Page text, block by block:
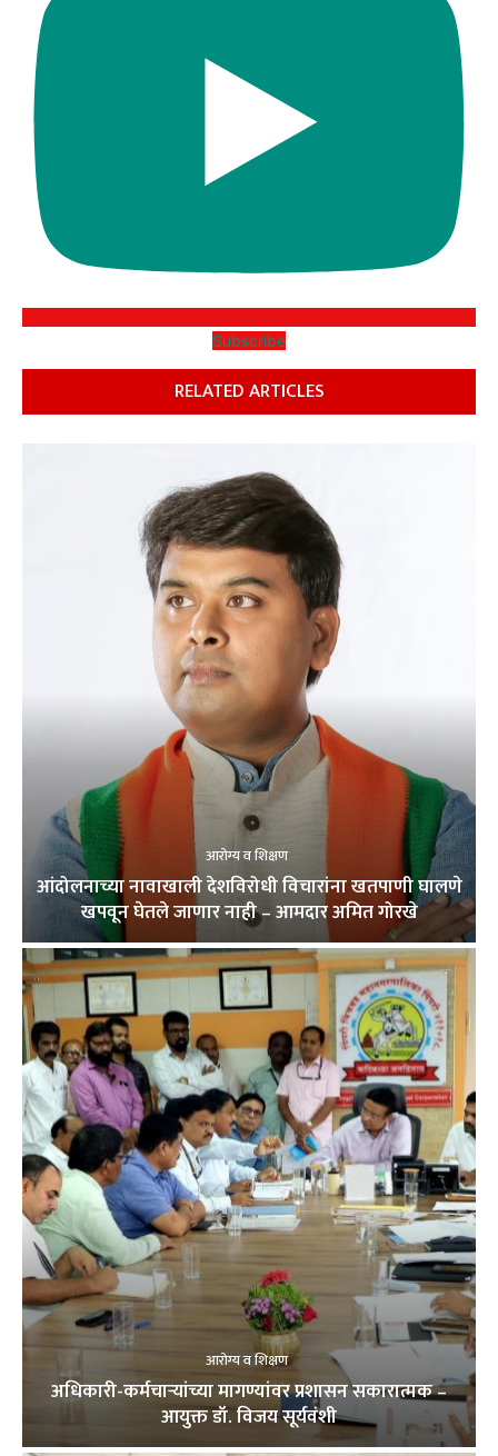
Subscribe
RELATED ARTICLES
आरोग्य व शिक्षण
आंदोलनाच्या नावाखाली देशविरोधी विचारांना खतपाणी घालणे
खपवून घेतले जाणार नाही – आमदार अमित गोरखे
आरोग्य व शिक्षण
अधिकारी-कर्मचाऱ्यांच्या मागण्यांवर प्रशासन सकारात्मक –
आयुक्त डॉ. विजय सूर्यवंशी